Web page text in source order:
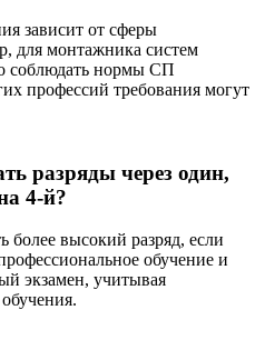
зависит от сферы
для монтажника систем
соблюдать нормы СП
профессий требования могут
разряды через один,
4-й?
более высокий разряд, если
обучение и
экзамен, учитывая